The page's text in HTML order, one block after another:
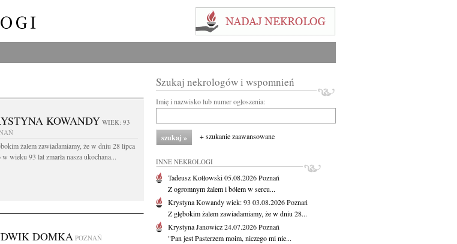
KOWANDYWIEK: 93
żalem zawiadamiamy, że w dniu 28 lipca
w wieku 93 lat zmarła nasza ukochana...
DOMKAPOZNAŃ
Szukaj nekrologów i wspomnień
Imię i nazwisko lub numer ogłoszenia:
+ szukanie zaawansowane
INNE NEKROLOGI
Tadeusz Kotłowski05.08.2026Poznań
Z ogromnym żalem i bólem w sercu...
Krystyna Kowandywiek: 93 03.08.2026Poznań
Z głębokim żalem zawiadamiamy, że w dniu 28...
Krystyna Janowicz24.07.2026Poznań
"Pan jest Pasterzem moim, niczego mi nie...